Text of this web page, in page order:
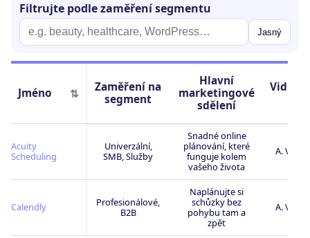
Filtrujte podle zaměření segmentu
Jasný
Jméno ⇅
Zaměření na
segment
Hlavní
marketingové
sdělení
Acuity
Scheduling
Univerzální,
SMB, Služby
Snadné online
plánování, které
funguje kolem
vašeho života
A.
Calendly
Profesionálové,
B2B
Naplánujte si
schůzky bez
pohybu tam a
zpět
A.